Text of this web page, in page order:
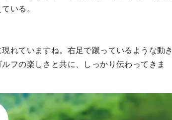
いる。
れていますね。右足で蹴っているような動き
フの楽しさと共に、しっかり伝わってきま